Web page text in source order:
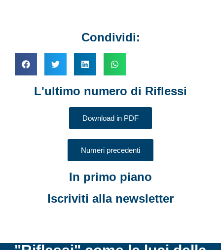
Condividi:
L'ultimo numero di Riflessi
Download in PDF
Numeri precedenti
In primo piano
Iscriviti alla newsletter